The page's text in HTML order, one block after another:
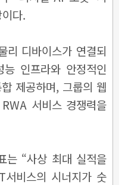
다.
리 디바이스가 연결되
인프라와 안정적인
제공하며, 그룹의 웹
서비스 경쟁력을
는 “사상 최대 실적을
비스의 시너지가 숫